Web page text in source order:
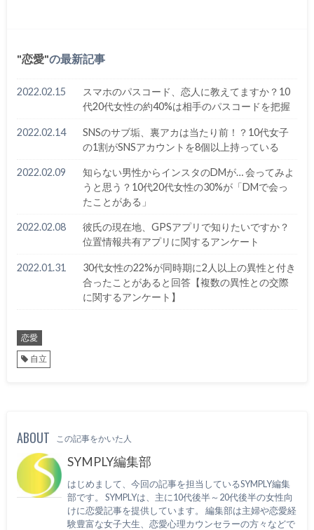
恋愛 の最新記事
2022.02.15
スマホのパスコード、恋人に教えてますか？10
代20代女性の約40%は相手のパスコードを把握
2022.02.14
SNSのサブ垢、裏アカは当たり前！？10代女子
の1割がSNSアカウントを8個以上持っている
2022.02.09
知らない男性からインスタのDMが… 会ってみよ
うと思う？10代20代女性の30%が「DMで会っ
たことがある」
2022.02.08
彼氏の現在地、GPSアプリで知りたいですか？
位置情報共有アプリに関するアンケート
2022.01.31
30代女性の22%が同時期に2人以上の異性と付き
合ったことがあると回答【複数の異性との交際
に関するアンケート】
恋愛
自立
ABOUT この記事をかいた人
SYMPLY編集部
はじめまして、今回の記事を担当しているSYMPLY編集
部です。 SYMPLYは、主に10代後半～20代後半の女性向
けに恋愛記事を提供しています。 編集部は主婦や恋愛経
験豊富な女子大生、恋愛心理カウンセラーの方々などで